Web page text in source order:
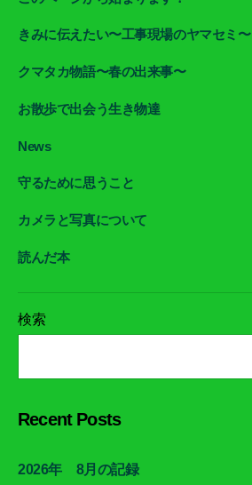
きみに伝えたい〜工事現場のヤマセミ〜
クマタカ物語〜春の出来事〜
お散歩で出会う生き物達
News
守るために思うこと
カメラと写真について
読んだ本
検索
Recent Posts
2026年 8月の記録